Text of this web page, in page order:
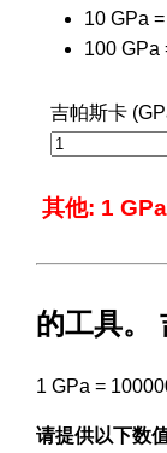
10 GPa
100 GPa
吉帕斯卡
其他: 1
的工具。
1 GPa =
请提供以下数